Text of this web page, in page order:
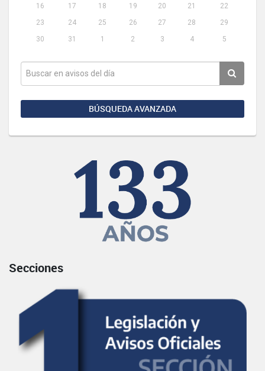
16
17 18 19 20 21
22
23
24 25 26 27 28
29
30
31 1 2 3 4 5
BÚSQUEDA AVANZADA
Secciones